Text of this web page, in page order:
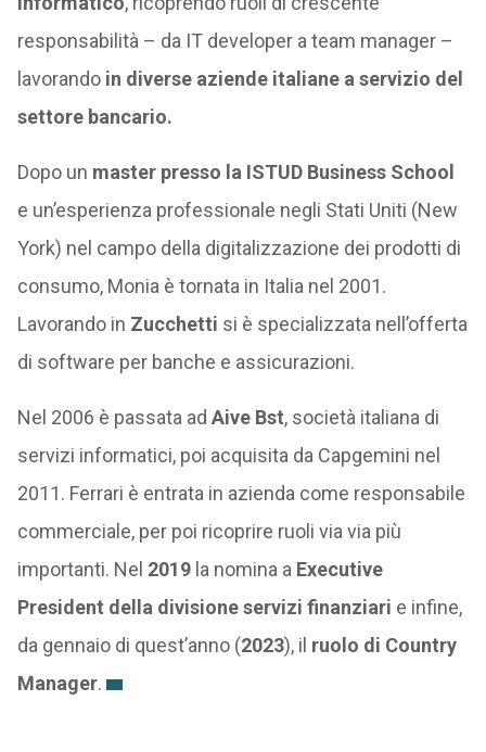
responsabilità – da IT developer a team manager –
lavorando in diverse aziende italiane a servizio del
settore bancario.
Dopo un master presso la ISTUD Business School
e un’esperienza professionale negli Stati Uniti (New
York) nel campo della digitalizzazione dei prodotti di
consumo, Monia è tornata in Italia nel 2001.
Lavorando in Zucchetti si è specializzata nell’offerta
di software per banche e assicurazioni.
Nel 2006 è passata ad Aive Bst, società italiana di
servizi informatici, poi acquisita da Capgemini nel
2011. Ferrari è entrata in azienda come responsabile
commerciale, per poi ricoprire ruoli via via più
importanti. Nel 2019la nomina a Executive
President della divisione servizi finanziari e infine,
da gennaio di quest’anno (2023), il ruolo di Country
Manager.